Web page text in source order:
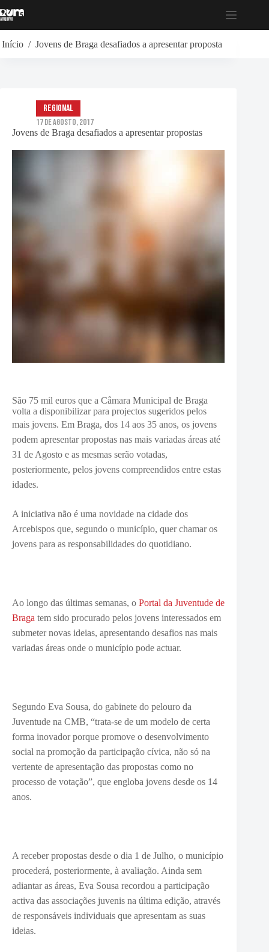
para
Início / Jovens de Braga desafiados a apresentar propostas
Jovens de Braga desafiados a apresentar propostas
Regional
17 de Agosto, 2017
São 75 mil euros que a Câmara Municipal de Braga
volta a disponibilizar para projectos sugeridos pelos
mais jovens. Em Braga, dos 14 aos 35 anos, os jovens
podem apresentar propostas nas mais variadas áreas até
31 de Agosto e as mesmas serão votadas,
posteriormente, pelos jovens compreendidos entre estas
idades.
A iniciativa não é uma novidade na cidade dos
Arcebispos que, segundo o município, quer chamar os
jovens para as responsabilidades do quotidiano.
Ao longo das últimas semanas, o Portal da Juventude de
Braga tem sido procurado pelos jovens interessados em
submeter novas ideias, apresentando desafios nas mais
variadas áreas onde o município pode actuar.
Segundo Eva Sousa, do gabinete do pelouro da
Juventude na CMB, “trata-se de um modelo de certa
forma inovador porque promove o desenvolvimento
social na promoção da participação cívica, não só na
vertente de apresentação das propostas como no
processo de votação”, que engloba jovens desde os 14
anos.
A receber propostas desde o dia 1 de Julho, o município
procederá, posteriormente, à avaliação. Ainda sem
adiantar as áreas, Eva Sousa recordou a participação
activa das associações juvenis na última edição, através
de responsáveis individuais que apresentam as suas
ideias.